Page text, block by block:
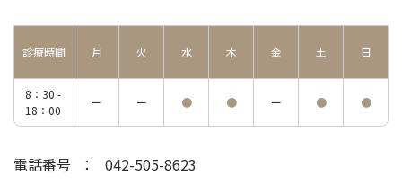
診療時間 月 火 水 木 金 土 日
8：30 -
18：00
ー ー ● ● ー ● ●
電話番号
042-505-8623